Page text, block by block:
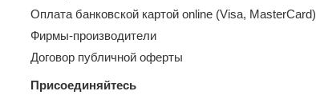
Оплата банковской картой online (Visa, MasterCard)
Фирмы-производители
Договор публичной оферты
Присоединяйтесь